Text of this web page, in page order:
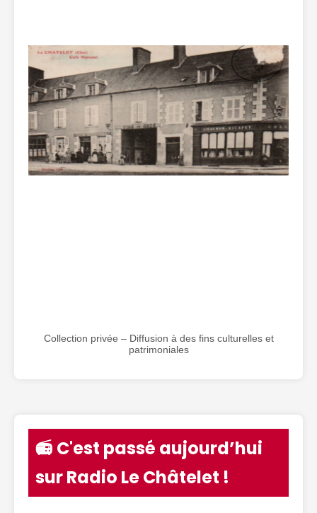
Collection privée – Diffusion à des fins culturelles et
patrimoniales
📻 C'est passé aujourd’hui
sur Radio Le Châtelet !